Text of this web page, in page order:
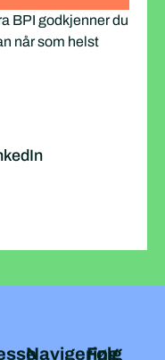
BPI godkjenner du
når som helst
Navigering
Følg